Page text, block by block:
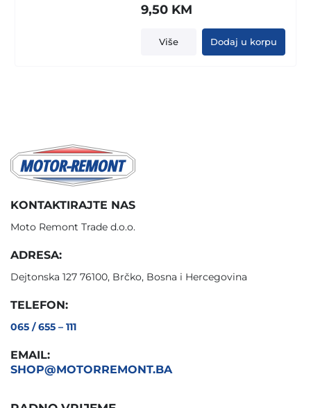
9,50 KM
Više Dodaj u korpu
KONTAKTIRAJTE NAS
Moto Remont Trade d.o.o.
ADRESA:
Dejtonska 127 76100, Brčko, Bosna i Hercegovina
TELEFON:
065 / 655 – 111
EMAIL:
SHOP@MOTORREMONT.BA